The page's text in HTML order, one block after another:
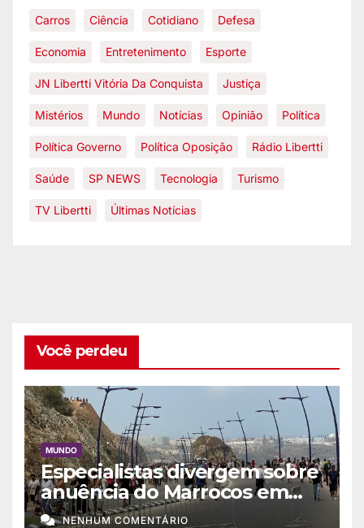
Carros Ciência Cotidiano Defesa
Economia Entretenimento Esporte
JN Libertti Vitória Da Conquista Justiça
Mistérios Mundo Notícias Opinião Política
Política Governo Política Oposição Rádio Libertti
Saúde SP NEWS Tecnologia Turismo
TV Libertti Últimas Notícias
Você perdeu
MUNDO
Especialistas divergem sobre
anuência do Marrocos em
migração a Ceuta
NENHUM COMENTÁRIO